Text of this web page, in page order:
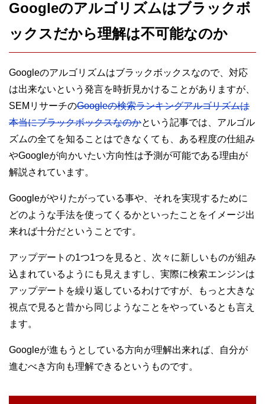
Googleのアルゴリズムはブラックボ
ックスだから理解は不可能なのか
Googleのアルゴリズムはブラックボックスなので、対応
は出来ないという発言を時折見かけることがありますが、
SEMリサーチのGoogleの検索ランキングアルゴリズムは
本当にブラックボックスなのかという記事では、アルゴル
ズムの全てを知ることはできなくても、ある程度の仕組み
やGoogleが向かいたい方向性は予測が可能である理由が
解説されています。
Googleがやりたがっている事や、それを実現するために
どのような手法を使ってくるかといったことをイメージ出
来れば十分だということです。
アップデートの1つ1つを見ると、次々に新しいものが組み
込まれているようにも見えますし、実際に検索エンジンは
アップデートを繰り返しているわけですが、もっと大きな
視点で見ると昔から同じようなことをやっているとも言え
ます。
Googleが進もうとしている方向が理解出来れば、自分が
進むべき方向も理解できるというものです。